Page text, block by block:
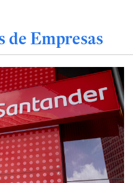
de Empresas